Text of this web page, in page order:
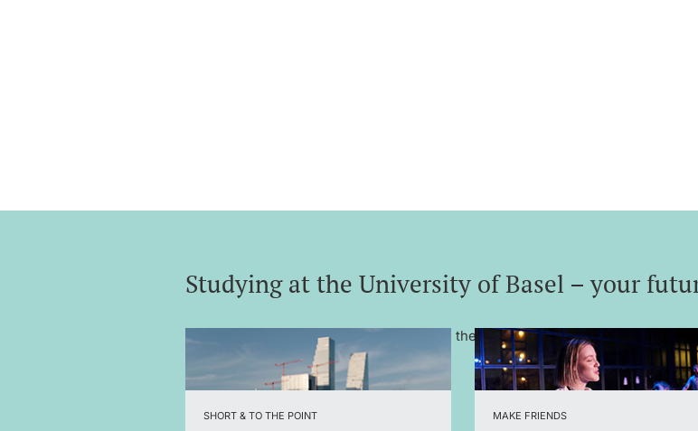
Studying at the University of Basel – your
Discover the University of Basel – one of the most renowned universities in
an international environment.
SHORT & TO THE POINT MAKE FRIENDS